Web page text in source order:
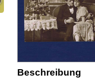
Beschreibung